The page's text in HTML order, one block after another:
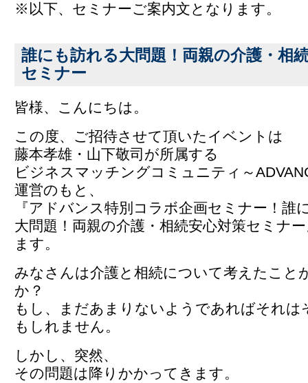
※以下、セミナーご案内文となります。
誰にも訪れる大問題！両親の介護・相
セミナー
皆様、こんにちは。
この度、ご招待させて頂いたイベントは
藤本孝雄・山下敬司が所属する
ビジネスマッチングコミュニティ～
運営のもと、
『アドバンス特別コラボ企画セミナー！誰
大問題！両親の介護・相続安心対策セミナ
ます。
みなさんは介護と相続について考えたこと
か？
もし、まだあまりないようであればそれは
もしれません。
しかし、突然、
その問題は降りかかってきます。